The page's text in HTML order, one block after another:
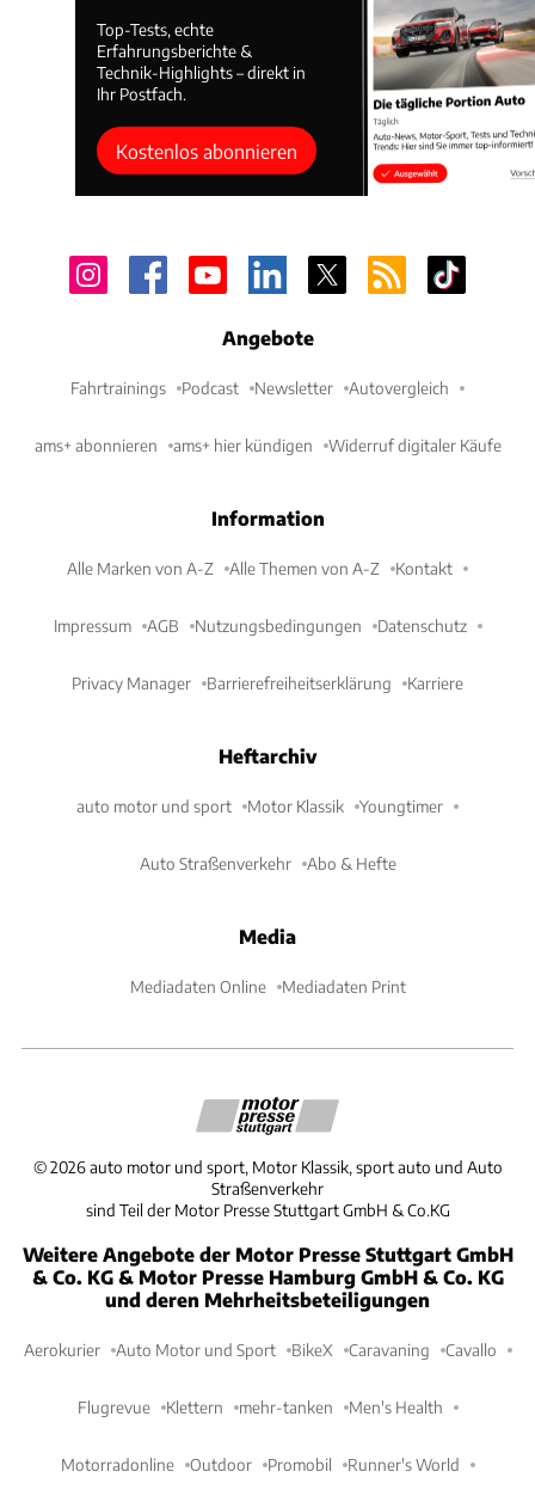
Top-Tests, echte
Erfahrungsberichte &
Technik-Highlights – direkt in
Ihr Postfach.
Kostenlos abonnieren
Angebote
Fahrtrainings Podcast Newsletter Autovergleich
ams+ abonnieren ams+ hier kündigen Widerruf digitaler Käufe
Information
Alle Marken von A-Z Alle Themen von A-Z Kontakt
Impressum AGB Nutzungsbedingungen Datenschutz
Privacy Manager Barrierefreiheitserklärung Karriere
Heftarchiv
auto motor und sport Motor Klassik Youngtimer
Auto Straßenverkehr Abo & Hefte
Media
Mediadaten Online Mediadaten Print
©2026 auto motor und sport, Motor Klassik, sport auto und Auto
Straßenverkehr
sind Teil der Motor Presse Stuttgart GmbH & Co.KG
Weitere Angebote der Motor Presse Stuttgart GmbH
& Co. KG & Motor Presse Hamburg GmbH & Co. KG
und deren Mehrheitsbeteiligungen
Aerokurier Auto Motor und Sport BikeX Caravaning Cavallo
Flugrevue Klettern mehr-tanken Men's Health
Motorradonline Outdoor Promobil Runner's World